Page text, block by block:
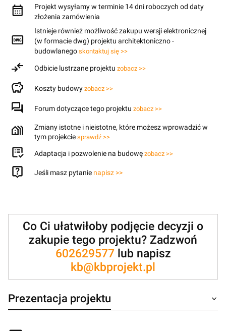
Projekt wysyłamy w terminie 14 dni roboczych od daty
złożenia zamówienia
Istnieje również możliwość zakupu wersji elektronicznej
(w formacie dwg) projektu architektoniczno -
budowlanego skontaktuj się >>
Odbicie lustrzane projektu zobacz >>
Koszty budowy zobacz >>
Forum dotyczące tego projektu zobacz >>
Zmiany istotne i nieistotne, które możesz wprowadzić w
tym projekcie sprawdź >>
Adaptacja i pozwolenie na budowę zobacz >>
Jeśli masz pytanie napisz >>
Co Ci ułatwiłoby podjęcie decyzji o
zakupie tego projektu? Zadzwoń
602629577lub napisz
kb@kbprojekt.pl
Prezentacja projektu